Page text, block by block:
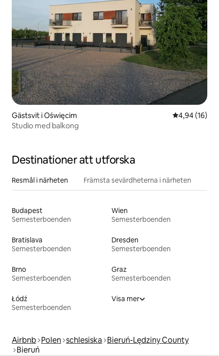
Gästsvit i Oświęcim 4,94 av 5 i
4,94 (16)
Studio med balkong
Destinationer att utforska
Resmål i närheten Främsta sevärdheterna i närheten
Budapest
Semesterboenden
Wien
Semesterboenden
Bratislava
Semesterboenden
Dresden
Semesterboenden
Brno
Semesterboenden
Graz
Semesterboenden
Łódź
Semesterboenden
Visa mer
Airbnb Polen schlesiska Bieruń-Lędziny County
Bieruń